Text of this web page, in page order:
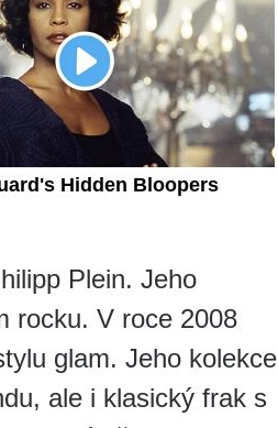
Plein. Jeho
rocku. V roce 2008
glam. Jeho kolekce
ale i klasický frak s